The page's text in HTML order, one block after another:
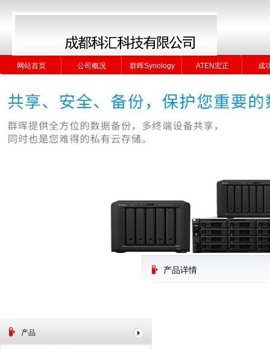
网站首页 公司概况 群晖Synology ATEN宏正 成
网站首页 公司概况 群晖Synology ATEN宏正 成
产品详情
产品